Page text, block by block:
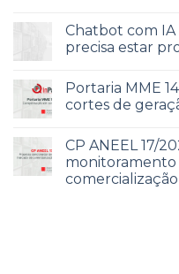
Chatbot com
precisa estar
Portaria MME
cortes de
CP ANEEL 17/